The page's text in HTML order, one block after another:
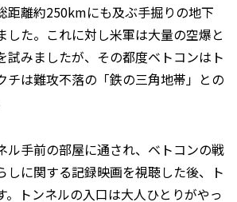
距離約250kmにも及ぶ手掘りの地下
した。これに対し米軍は大量の空爆と
試みましたが、その都度ベトコンはト
チは難攻不落の「鉄の三角地帯」との
ル手前の部屋に通され、ベトコンの戦
しに関する記録映画を視聴した後、ト
。トンネルの入口は大人ひとりがやっ